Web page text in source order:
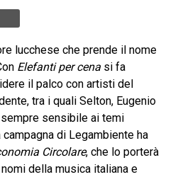
lucchese che prende il nome
Elefanti per cenasi fa
il palco con artisti del
tra i quali Selton, Eugenio
sempre sensibile ai temi
di Legambiente ha
Circolare, che lo porterà
della musica italiana e